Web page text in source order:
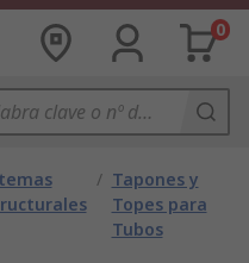
0
/ Tapones y
Topes para
Tubos